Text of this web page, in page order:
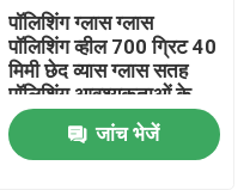
पॉलिशिंग ग्लास ग्लास
पॉलिशिंग व्हील 700 ग्रिट 40
मिमी छेद व्यास ग्लास सतह
पॉलिशिंग आवश्यकताओं के
लिए प्रदर्शन प्रदान करता है
जांच भेजें